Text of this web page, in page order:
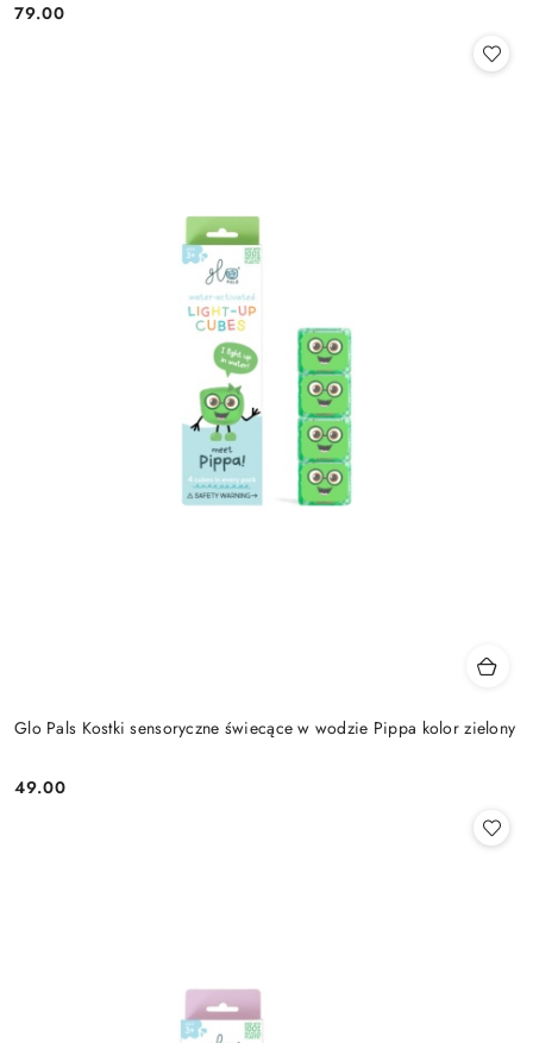
Cena:
79.00
Glo Pals Kostki sensoryczne świecące w wodzie Pippa kolor zielony
Cena:
49.00